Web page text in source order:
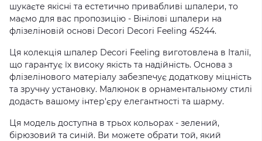
шукаєте якісні та естетично привабливі шпалери, то
маємо для вас пропозицію - Вінілові шпалери на
флізеліновій основі Decori Decori Feeling 45244.
Ця колекція шпалер Decori Feeling виготовлена в Італії,
що гарантує їх високу якість та надійність. Основа з
флізелінового матеріалу забезпечує додаткову міцність
та зручну установку. Малюнок в орнаментальному стилі
додасть вашому інтер'єру елегантності та шарму.
Ця модель доступна в трьох кольорах - зелений,
бірюзовий та синій. Ви можете обрати той, який